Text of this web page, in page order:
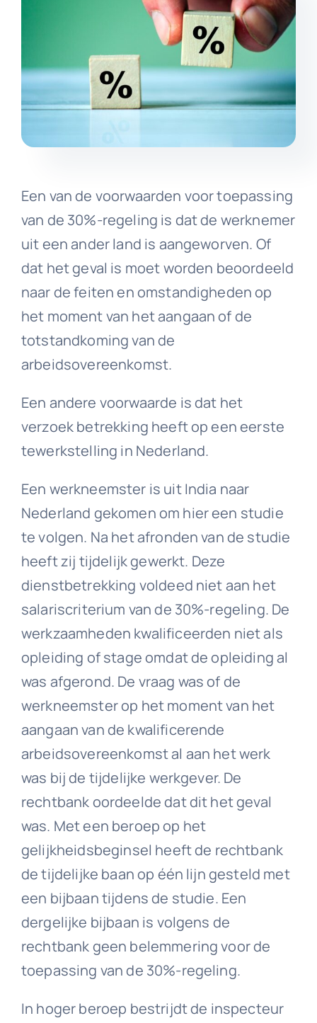
Een van de voorwaarden voor toepassing
van de 30%-regeling is dat de werknemer
uit een ander land is aangeworven. Of
dat het geval is moet worden beoordeeld
naar de feiten en omstandigheden op
het moment van het aangaan of de
totstandkoming van de
arbeidsovereenkomst.
Een andere voorwaarde is dat het
verzoek betrekking heeft op een eerste
tewerkstelling in Nederland.
Een werkneemster is uit India naar
Nederland gekomen om hier een studie
te volgen. Na het afronden van de studie
heeft zij tijdelijk gewerkt. Deze
dienstbetrekking voldeed niet aan het
salariscriterium van de 30%-regeling. De
werkzaamheden kwalificeerden niet als
opleiding of stage omdat de opleiding al
was afgerond. De vraag was of de
werkneemster op het moment van het
aangaan van de kwalificerende
arbeidsovereenkomst al aan het werk
was bij de tijdelijke werkgever. De
rechtbank oordeelde dat dit het geval
was. Met een beroep op het
gelijkheidsbeginsel heeft de rechtbank
de tijdelijke baan op één lijn gesteld met
een bijbaan tijdens de studie. Een
dergelijke bijbaan is volgens de
rechtbank geen belemmering voor de
toepassing van de 30%-regeling.
In hoger beroep bestrijdt de inspecteur